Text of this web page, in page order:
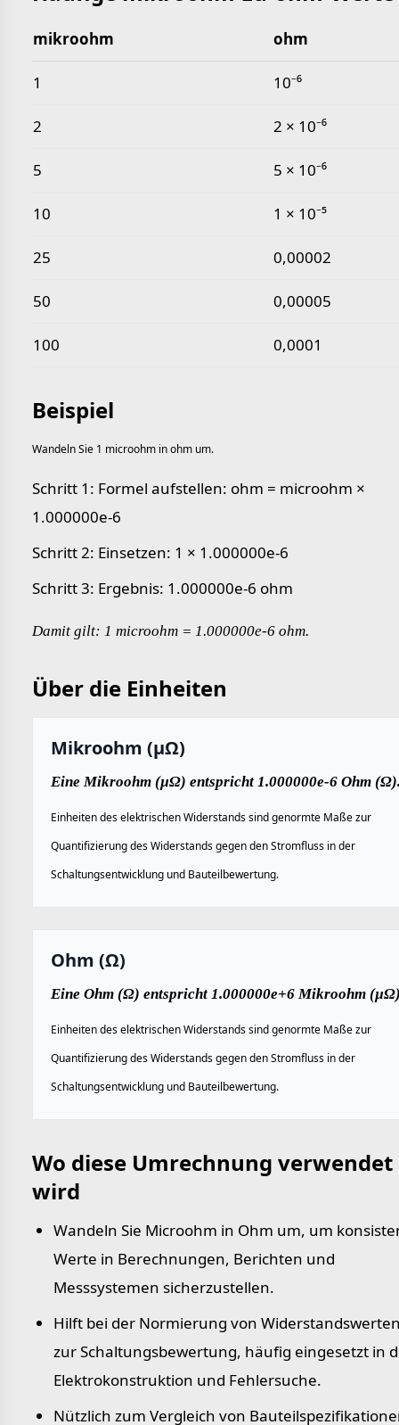
Häufige mikroohm-zu-ohm-Werte
mikroohm ohm
1 10⁻⁶
2 2 × 10⁻⁶
5 5 × 10⁻⁶
10 1 × 10⁻⁵
25 0,00002
50 0,00005
100 0,0001
Beispiel
Wandeln Sie 1 microohm in ohm um.
Schritt 1: Formel aufstellen: ohm = microohm ×
1.000000e-6
Schritt 2: Einsetzen: 1 × 1.000000e-6
Schritt 3: Ergebnis: 1.000000e-6 ohm
Damit gilt: 1 microohm = 1.000000e-6 ohm.
Über die Einheiten
Mikroohm (µΩ)
Eine Mikroohm (µΩ) entspricht 1.000000e-6 Ohm
Einheiten des elektrischen Widerstands sind genormte Maße zur
Quantifizierung des Widerstands gegen den Stromfluss in der
Schaltungsentwicklung und Bauteilbewertung.
Ohm (Ω)
Eine Ohm (Ω) entspricht 1.000000e+6 Mikroohm
Einheiten des elektrischen Widerstands sind genormte Maße zur
Quantifizierung des Widerstands gegen den Stromfluss in der
Schaltungsentwicklung und Bauteilbewertung.
Wo diese Umrechnung verwendet
wird
Wandeln Sie Microohm in Ohm um, um
Werte in Berechnungen, Berichten und
Messsystemen sicherzustellen.
Hilft bei der Normierung von
zur Schaltungsbewertung, häufig eingesetzt in
Elektrokonstruktion und Fehlersuche.
Nützlich zum Vergleich von